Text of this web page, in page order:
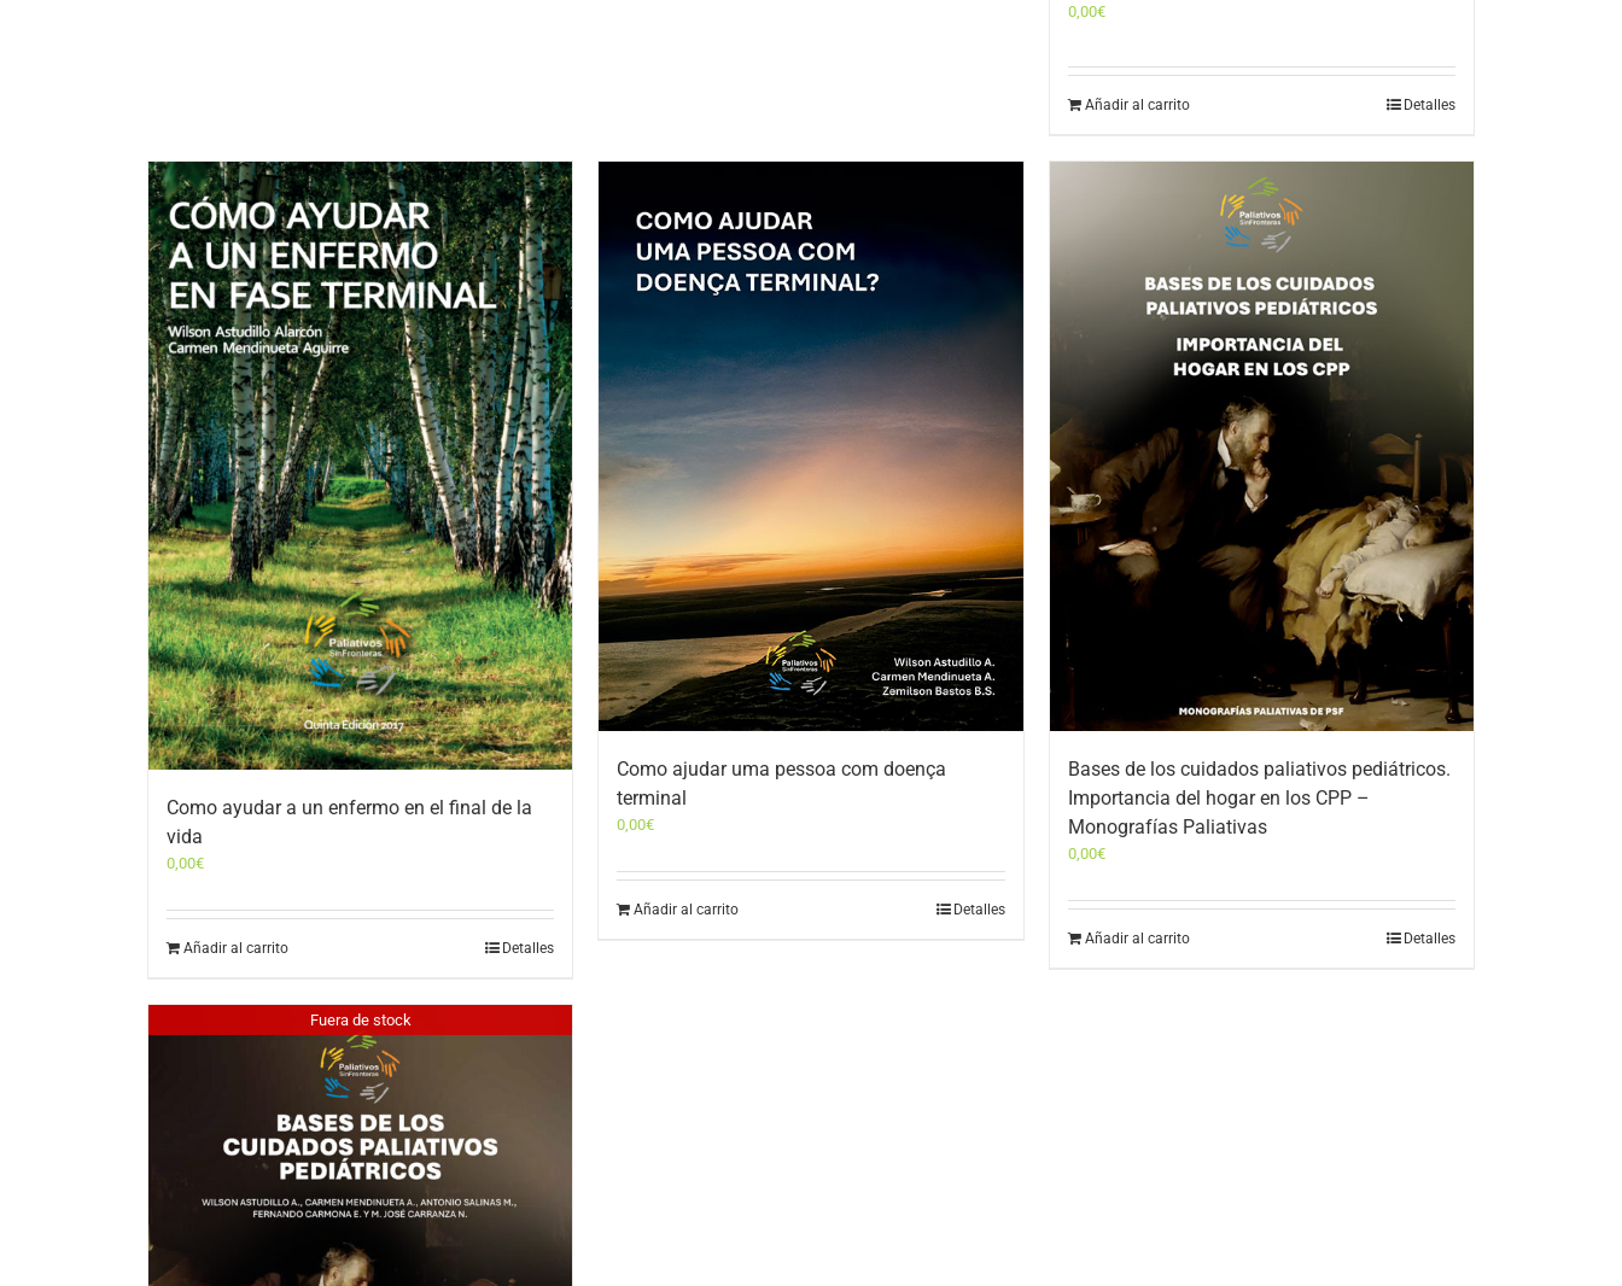
0,00€
Añadir al carrito Detalles
Como ayudar a un enfermo en el final de la
vida
0,00€
Añadir al carrito Detalles
Como ajudar uma pessoa com doença
terminal
0,00€
Añadir al carrito Detalles
Bases de los cuidados paliativos pediátricos.
Importancia del hogar en los CPP –
Monografías Paliativas
0,00€
Añadir al carrito Detalles
Fuera de stock